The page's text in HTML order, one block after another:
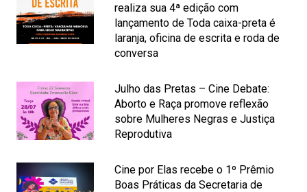
realiza sua 4ª edição com
lançamento de Toda caixa-preta é
laranja, oficina de escrita e roda de
conversa
Julho das Pretas – Cine Debate:
Aborto e Raça promove reflexão
sobre Mulheres Negras e Justiça
Reprodutiva
Cine por Elas recebe o 1º Prêmio
Boas Práticas da Secretaria de